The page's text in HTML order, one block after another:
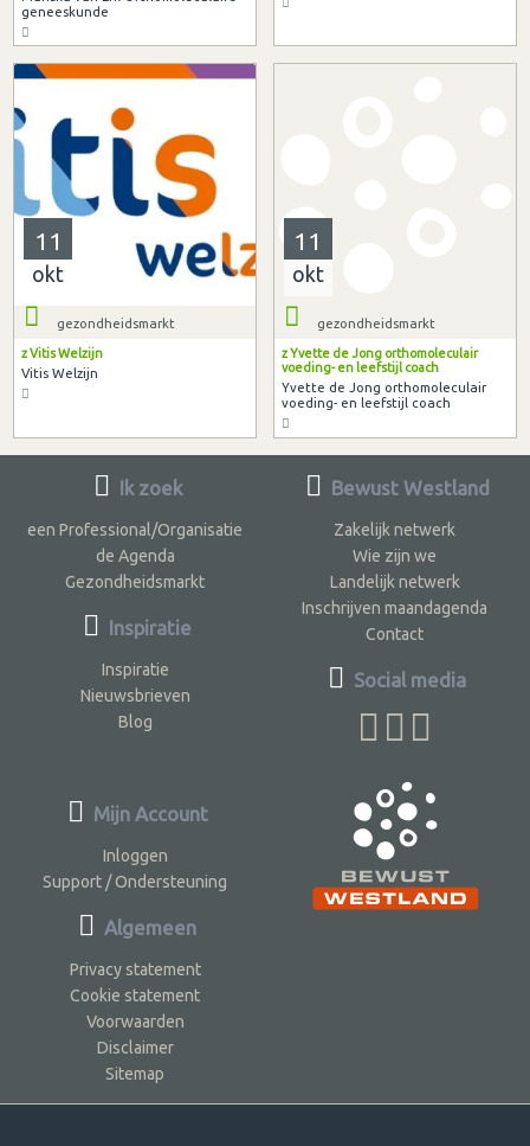
geneeskunde
11
okt
gezondheidsmarkt
z Vitis Welzijn
Vitis Welzijn
11
okt
gezondheidsmarkt
z Yvette de Jong orthomoleculair
voeding- en leefstijl coach
Yvette de Jong orthomoleculair
voeding- en leefstijl coach
Ik zoek
een Professional/Organisatie
de Agenda
Gezondheidsmarkt
Inspiratie
Inspiratie
Nieuwsbrieven
Blog
Bewust Westland
Zakelijk netwerk
Wie zijn we
Landelijk netwerk
Inschrijven maandagenda
Contact
Social media
Mijn Account
Inloggen
Support / Ondersteuning
Algemeen
Privacy statement
Cookie statement
Voorwaarden
Disclaimer
Sitemap